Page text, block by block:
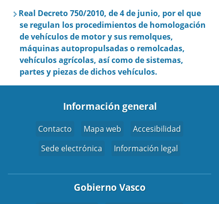
Real Decreto 750/2010, de 4 de junio, por el que
se regulan los procedimientos de homologación
de vehículos de motor y sus remolques,
máquinas autopropulsadas o remolcadas,
vehículos agrícolas, así como de sistemas,
partes y piezas de dichos vehículos.
Información general
Contacto Mapa web
Accesibilidad
Sede electrónica
Información legal
Gobierno Vasco